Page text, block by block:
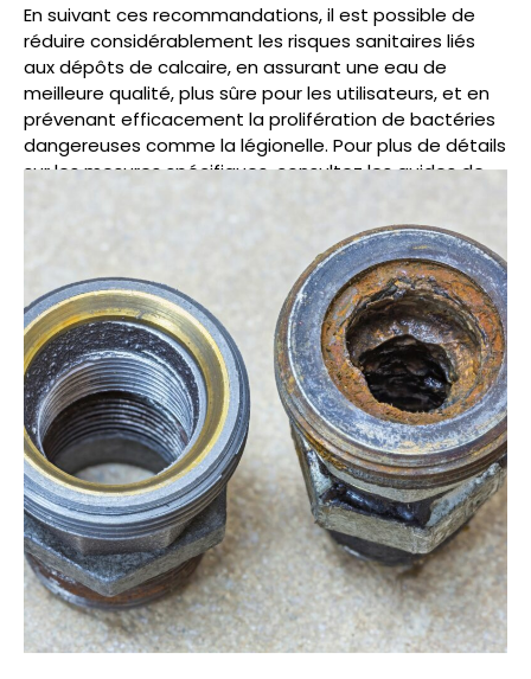
En suivant ces recommandations, il est possible de
réduire considérablement les risques sanitaires liés
aux dépôts de calcaire, en assurant une eau de
meilleure qualité, plus sûre pour les utilisateurs, et en
prévenant efficacement la prolifération de bactéries
dangereuses comme la légionelle. Pour plus de détails
sur les mesures spécifiques, consultez les guides de
en matière de prévention des risques liés aux
systèmes d’eau.